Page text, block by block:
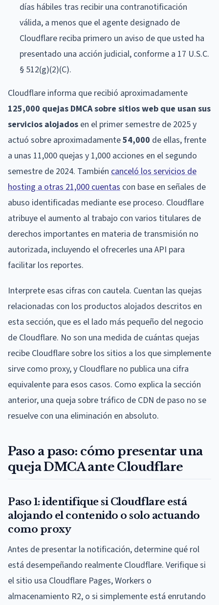
días hábiles tras recibir una contranotificación
válida, a menos que el agente designado de
Cloudflare reciba primero un aviso de que usted ha
presentado una acción judicial, conforme a 17 U.S.C.
§ 512(g)(2)(C).
Cloudflare informa que recibió aproximadamente
125,000 quejas DMCA sobre sitios web que usan sus
servicios alojados en el primer semestre de 2025 y
actuó sobre aproximadamente54,000 de ellas, frente
a unas 11,000 quejas y 1,000 acciones en el segundo
semestre de 2024. También canceló los servicios de
hosting a otras 21,000 cuentas con base en señales de
abuso identificadas mediante ese proceso. Cloudflare
atribuye el aumento al trabajo con varios titulares de
derechos importantes en materia de transmisión no
autorizada, incluyendo el ofrecerles una API para
facilitar los reportes.
Interprete esas cifras con cautela. Cuentan las quejas
relacionadas con los productos alojados descritos en
esta sección, que es el lado más pequeño del negocio
de Cloudflare. No son una medida de cuántas quejas
recibe Cloudflare sobre los sitios a los que simplemente
sirve como proxy, y Cloudflare no publica una cifra
equivalente para esos casos. Como explica la sección
anterior, una queja sobre tráfico de CDN de paso no se
resuelve con una eliminación en absoluto.
Paso a paso: cómo presentar una
queja DMCA ante Cloudflare
Paso 1: identifique si Cloudflare está
alojando el contenido o solo actuando
como proxy
Antes de presentar la notificación, determine qué rol
está desempeñando realmente Cloudflare. Verifique si
el sitio usa Cloudflare Pages, Workers o
almacenamiento R2, o si simplemente está enrutando